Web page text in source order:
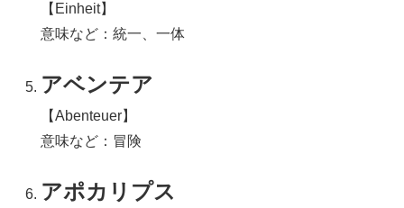
【Einheit】
意味など：統一、一体
アベンテア
【Abenteuer】
意味など：冒険
アポカリプス